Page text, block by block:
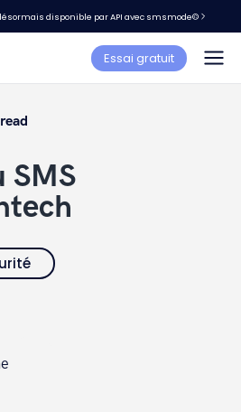
désormais disponible par API avec smsmode©
Essai gratuit
SMS